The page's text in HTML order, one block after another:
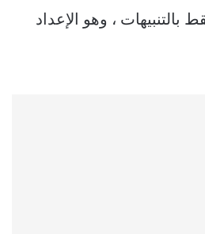
بالتنبيهات ، وهو الإعداد